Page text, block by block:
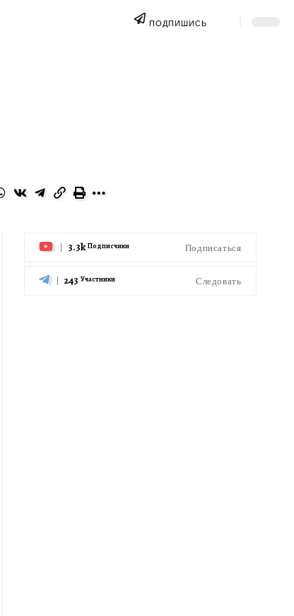
ПОДПИШИСЬ
3.3k Подписчики Подписаться
243 Участники Следовать